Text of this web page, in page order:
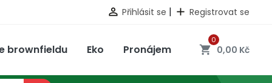
 Přihlásit se | add Registrovat se
brownfieldu Eko Pronájem shopping_cart 0,00 Kč
0